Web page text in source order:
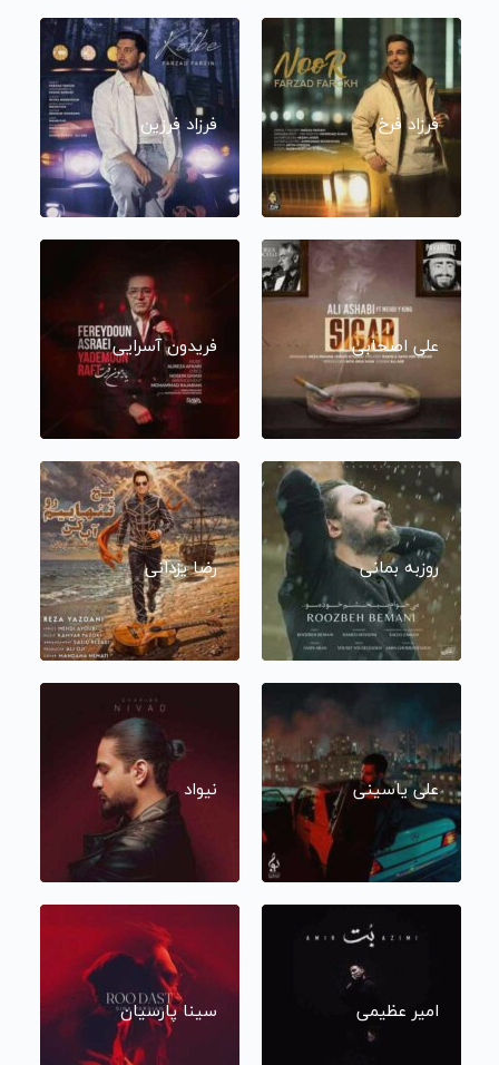
فرزاد فرخ فرزاد فرزین
علی اصحابی فریدون آسرایی
روزبه بمانی رضا یزدانی
علی یاسینی نیواد
امیر عظیمی سینا پارسیان